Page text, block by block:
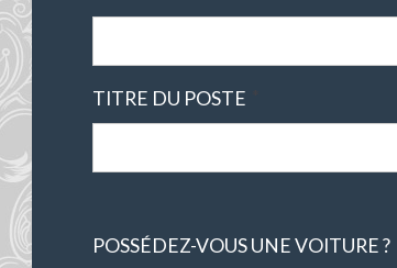
TITRE DU POSTE
POSSÉDEZ-VOUS UNE VOITURE ?